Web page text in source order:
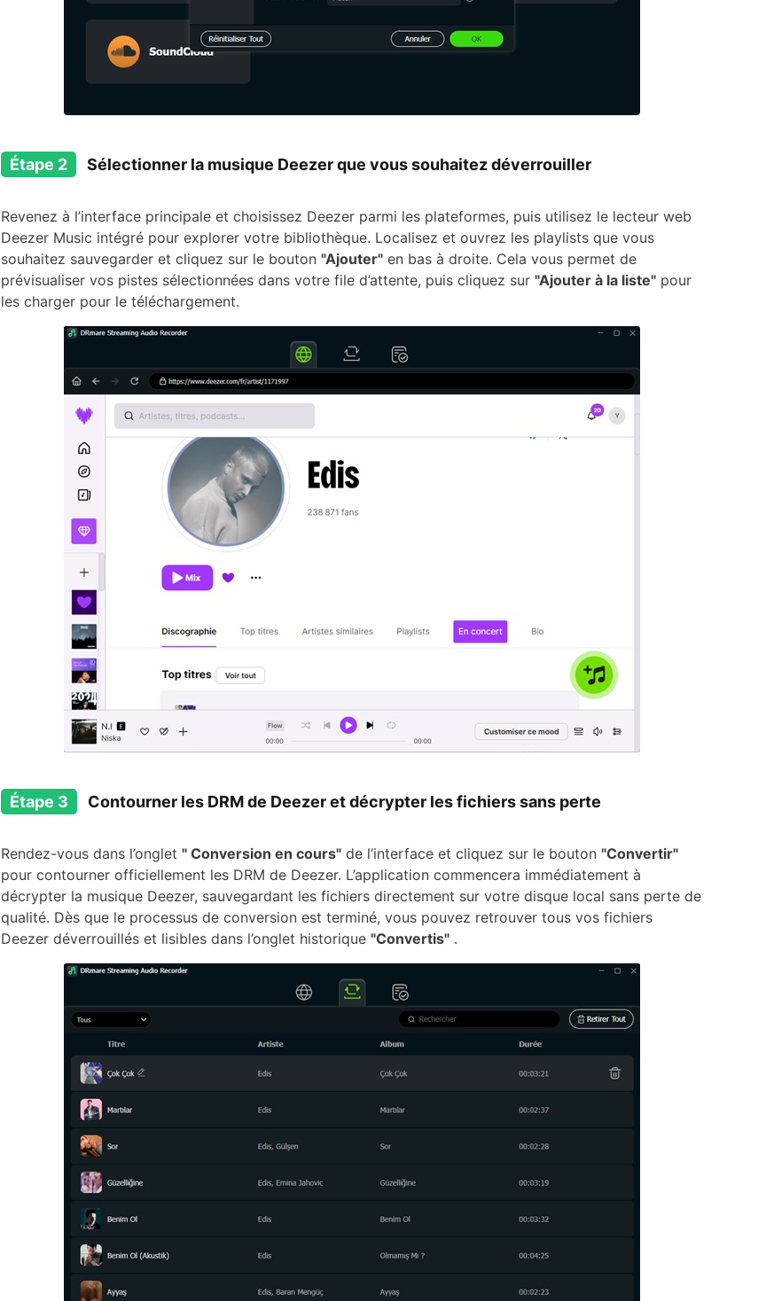
Étape 2 Sélectionner la musique Deezer que vous souhaitez déverrouiller
Revenez à l’interface principale et choisissez Deezer parmi les plateformes, puis utilisez le lecteur web
Deezer Music intégré pour explorer votre bibliothèque. Localisez et ouvrez les playlists que vous
souhaitez sauvegarder et cliquez sur le bouton "Ajouter" en bas à droite. Cela vous permet de
prévisualiser vos pistes sélectionnées dans votre file d’attente, puis cliquez sur "Ajouter à la liste" pour
les charger pour le téléchargement.
Étape 3 Contourner les DRM de Deezer et décrypter les fichiers sans perte
Rendez-vous dans l’onglet " Conversion en cours" de l’interface et cliquez sur le bouton "Convertir"
pour contourner officiellement les DRM de Deezer. L’application commencera immédiatement à
décrypter la musique Deezer, sauvegardant les fichiers directement sur votre disque local sans perte de
qualité. Dès que le processus de conversion est terminé, vous pouvez retrouver tous vos fichiers
Deezer déverrouillés et lisibles dans l’onglet historique "Convertis" .